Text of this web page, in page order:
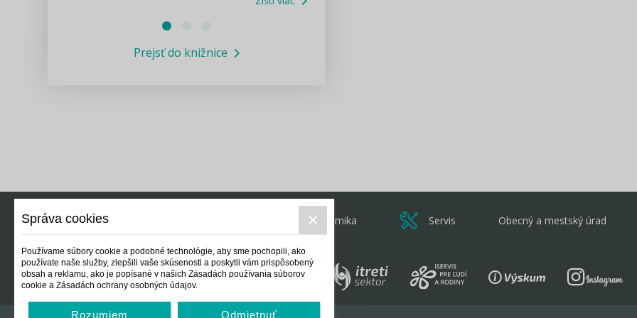
Informácie COVID19
Prejsť do knižnice
Ekonomika Servis Obecný a mestský úrad
Správa cookies
Používame súbory cookie a podobné technológie, aby sme pochopili, ako
používate naše služby, zlepšili vaše skúsenosti a poskytli vám prispôsobený
obsah a reklamu, ako je popísané v našich Zásadách používania súborov
cookie a Zásadách ochrany osobných údajov.
Rozumiem Odmietnuť